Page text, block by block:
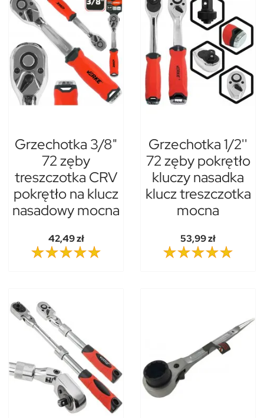
Grzechotka 3/8"
72 zęby
treszczotka CRV
pokrętło na klucz
nasadowy mocna
42,49 zł
Grzechotka 1/2''
72 zęby pokrętło
kluczy nasadka
klucz treszczotka
mocna
53,99 zł